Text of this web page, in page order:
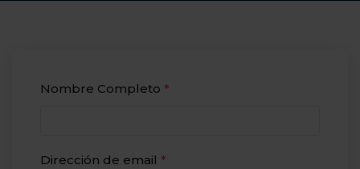
Nombre Completo *
Dirección de email *